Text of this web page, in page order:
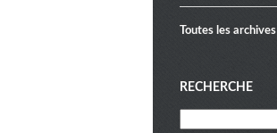
Toutes les archives
RECHERCHE